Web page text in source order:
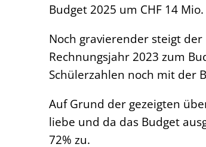
Budget 2025 um CHF 14
Noch gravierender steigt der
Rechnungsjahr 2023 zum
Schülerzahlen noch mit der
Auf Grund der gezeigten
liebe und da das Budget
72% zu.